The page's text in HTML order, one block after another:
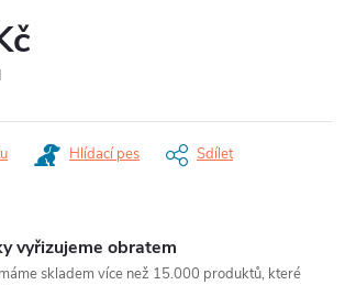
Hlídací pes Sdílet
vyřizujeme obratem
skladem více než 15.000 produktů, které